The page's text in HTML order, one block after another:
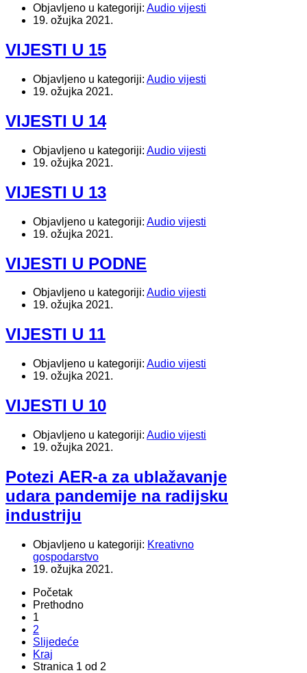
Objavljeno u kategoriji: Audio vijesti
19. ožujka 2021.
VIJESTI U 15
Objavljeno u kategoriji: Audio vijesti
19. ožujka 2021.
VIJESTI U 14
Objavljeno u kategoriji: Audio vijesti
19. ožujka 2021.
VIJESTI U 13
Objavljeno u kategoriji: Audio vijesti
19. ožujka 2021.
VIJESTI U PODNE
Objavljeno u kategoriji: Audio vijesti
19. ožujka 2021.
VIJESTI U 11
Objavljeno u kategoriji: Audio vijesti
19. ožujka 2021.
VIJESTI U 10
Objavljeno u kategoriji: Audio vijesti
19. ožujka 2021.
Potezi AER-a za ublažavanje
udara pandemije na radijsku
industriju
Objavljeno u kategoriji: Kreativno
gospodarstvo
19. ožujka 2021.
Početak
Prethodno
1
2
Slijedeće
Kraj
Stranica 1 od 2